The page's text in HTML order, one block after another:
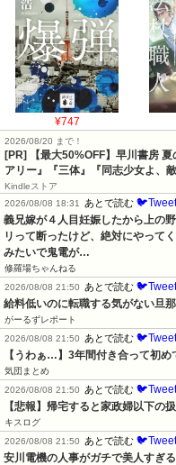
¥747
2026/08/20 まで！
[PR]
【最大50%OFF】早川書房
アリー』『三体』『同志少女よ、
Kindleストア
2026/08/08 18:31
あとで読む 🐦Tweet
義兄嫁が４人目妊娠したから上の
リって断ったけど、絶対にやって
みたいで鬼電が…
修羅場ちゃんねる
2026/08/08 21:50
あとで読む 🐦Tweet
給料低いのに転職する気がない旦那
がーるずレポート
2026/08/08 21:50
あとで読む 🐦Tweet
【うわぁ…】3年間付き合って初
気団まとめ
2026/08/08 21:50
あとで読む 🐦Tweet
【悲報】帰宅すると家政婦以下
キスログ
2026/08/08 21:50
あとで読む 🐦Tweet
安川電機の人事がガチで美人すぎ